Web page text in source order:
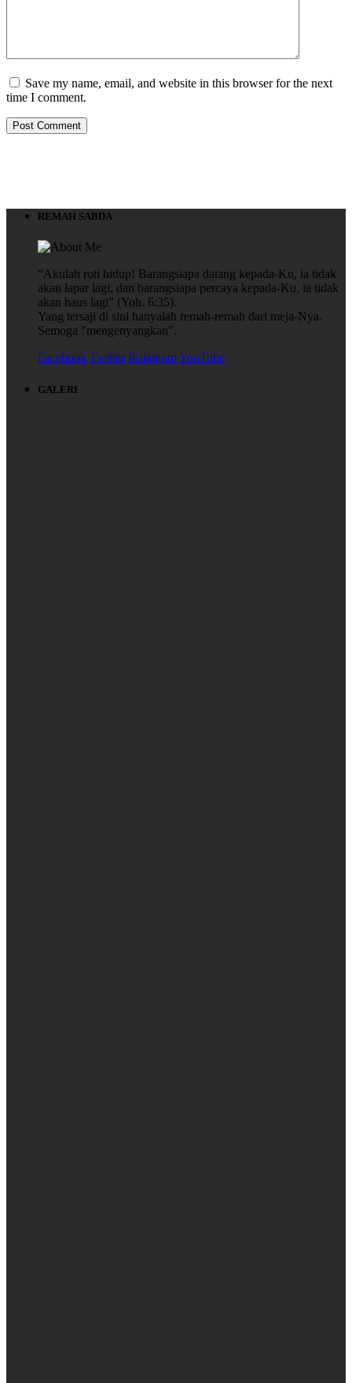
Save my name, email, and website in this browser for the next
time I comment.
REMAH SABDA
“Akulah roti hidup! Barangsiapa datang kepada-Ku, ia tidak
akan lapar lagi, dan barangsiapa percaya kepada-Ku, ia tidak
akan haus lagi” (Yoh. 6:35).
Yang tersaji di sini hanyalah remah-remah dari meja-Nya.
Semoga "mengenyangkan".
Facebook Twitter InstagramYouTube
GALERI